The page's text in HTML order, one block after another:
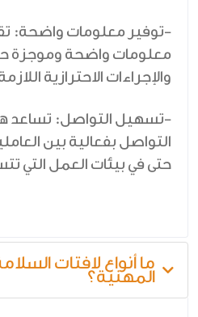
-توفير معلومات واضحة:
معلومات واضحة وموجزة
والإجراءات الاحترازية
-تسهيل التواصل: تساعد
التواصل بفعالية بين
حتى في بيئات العمل التي
ما أنواع لافتات
المهنية؟